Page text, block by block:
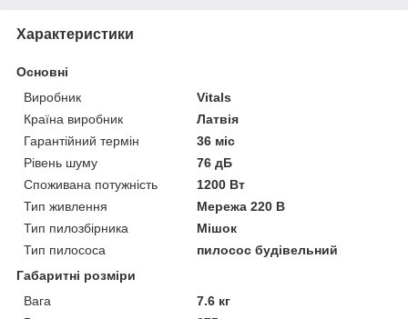
Характеристики
Основні
Виробник
Vitals
Країна виробник
Латвія
Гарантійний термін
36 міс
Рівень шуму
76 дБ
Споживана потужність
1200 Вт
Тип живлення
Мережа 220 В
Тип пилозбірника
Мішок
Тип пилососа
пилосос будівельний
Габаритні розміри
Вага
7.6 кг